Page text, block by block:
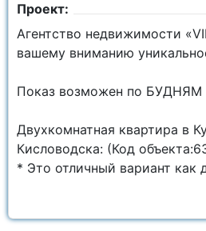
Проект:
Агентство недвижимости
вашему вниманию
Показ возможен по БУДНЯМ
Двухкомнатная квартира в
Кисловодска: (Код
* Это отличный вариант как